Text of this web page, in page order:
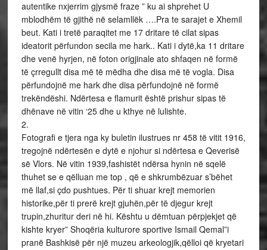
autentike nxjerrim gjysmë fraze ” ku ai shprehet U
mblodhëm të gjithë në selamllëk ….Pra te sarajet e Xhemil
beut. Kati i tretë paraqitet me 17 dritare të cilat sipas
ideatorit përfundon secila me hark.. Kati i dytë,ka 11 dritare
dhe venë hyrjen, në foton origjinale ato shfaqen në formë
të çrregullt disa më të mëdha dhe disa më të vogla. Disa
përfundojnë me hark dhe disa përfundojnë në formë
trekëndëshi. Ndërtesa e flamurit është prishur sipas të
dhënave në vitin ‘25 dhe u kthye në lulishte.
2.
Fotografi e tjera nga ky buletin ilustrues nr 458 të vitit 1916,
tregojnë ndërtesën e dytë e njohur si ndërtesa e Qeverisë
së Vlors. Në vitin 1939,fashistët ndërsa hynin në sqelë
thuhet se e qëlluan me top , që e shkrumbëzuar s’bëhet
më llaf,si çdo pushtues. Për ti shuar krejt memorien
historike,për ti prerë krejt gjuhën,për të djegur krejt
trupin,zhuritur deri në hi. Kështu u dëmtuan përpjekjet që
kishte kryer” Shoqëria kulturore sportive Ismail Qemal”i
pranë Bashkisë për një muzeu arkeologjik,qëlloi që kryetari